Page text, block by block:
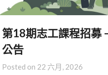
第18期志工課程招募
公告
Posted on 22 六月, 2026